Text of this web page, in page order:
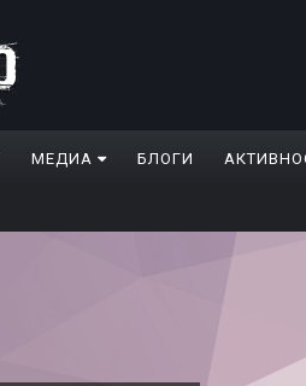
МЕДИА БЛОГИ